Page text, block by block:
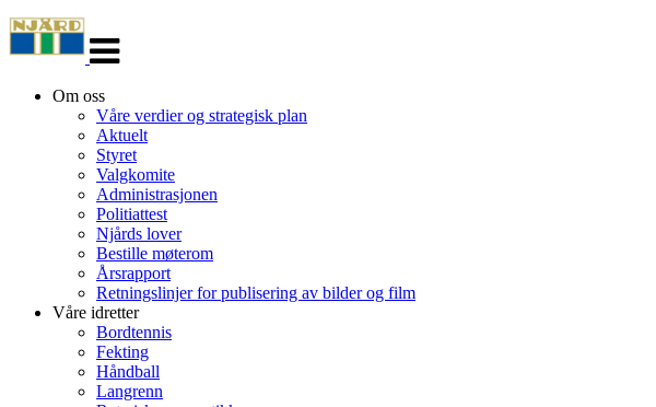
navigasjon
Om oss
Våre verdier og strategisk plan
Aktuelt
Styret
Valgkomite
Administrasjonen
Politiattest
Njårds lover
Bestille møterom
Årsrapport
Retningslinjer for publisering av bilder og film
Våre idretter
Bordtennis
Fekting
Håndball
Langrenn